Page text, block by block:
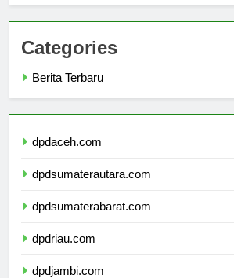
Categories
Berita Terbaru
dpdaceh.com
dpdsumaterautara.com
dpdsumaterabarat.com
dpdriau.com
dpdjambi.com